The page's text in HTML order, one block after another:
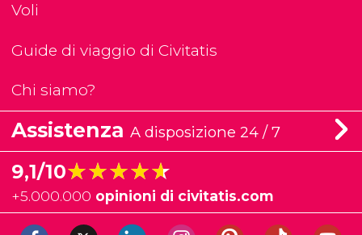
Voli
Guide di viaggio di Civitatis
Chi siamo?
Assistenza A disposizione 24 / 7
9,1/10★★★★★
★★★★★
+5.000.000 opinioni di civitatis.com